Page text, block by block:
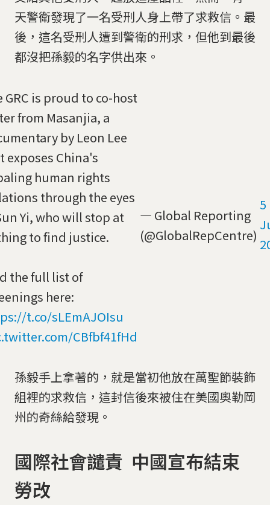
天警衛發現了一名受刑人身上帶了求救信。最
後，這名受刑人遭到警衛的刑求，但他到最後
都沒把孫毅的名字供出來。
GRC is proud to co-host
from Masanjia, a
by Leon Lee
exposes China's
human rights
through the eyes
Yi, who will stop at
to find justice.
the full list of
here:
t.co/sLEmAJOIsu
CBfbf41fHd
— Global Reporting
(@GlobalRepCentre)
5
孫毅手上拿著的，就是當初他放在萬聖節裝飾
組裡的求救信，這封信後來被住在美國奧勒岡
州的奇絲給發現。
國際社會譴責 中國宣布結束
勞改